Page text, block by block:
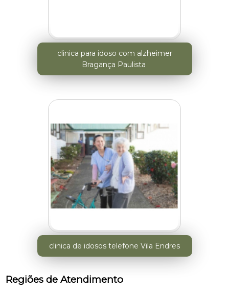
clinica para idoso com alzheimer
Bragança Paulista
clinica de idosos telefone Vila Endres
Regiões de Atendimento